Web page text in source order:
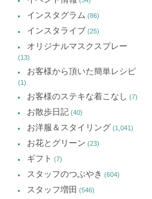
インスタグラム (86)
インスタライブ (25)
オリジナルマスクスプレー
(13)
お客様から頂いた簡単レシピ
(1)
お客様のステキな着こなし (7)
お散歩日記(40)
お洋服＆スタイリング (1,041)
お花とグリーン (23)
ギフト (7)
スタッフのつぶやき (604)
スタッフ増田 (546)